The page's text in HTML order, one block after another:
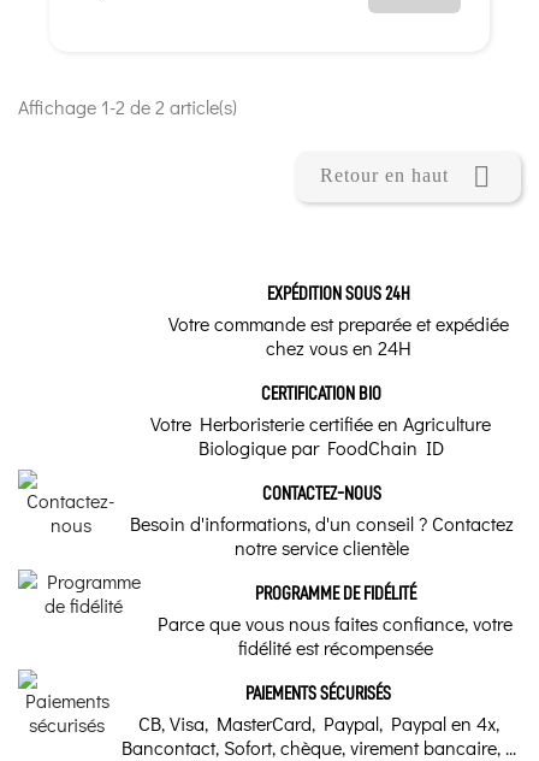
Affichage 1-2 de 2 article(s)
Retour en haut 
EXPÉDITION SOUS 24H
Votre commande est preparée et expédiée
chez vous en 24H
CERTIFICATION BIO
Votre Herboristerie certifiée en Agriculture
Biologique par FoodChain ID
CONTACTEZ-NOUS
Besoin d'informations, d'un conseil ? Contactez
notre service clientèle
PROGRAMME DE FIDÉLITÉ
Parce que vous nous faites confiance, votre
fidélité est récompensée
PAIEMENTS SÉCURISÉS
CB, Visa, MasterCard, Paypal, Paypal en 4x,
Bancontact, Sofort, chèque, virement bancaire, ...